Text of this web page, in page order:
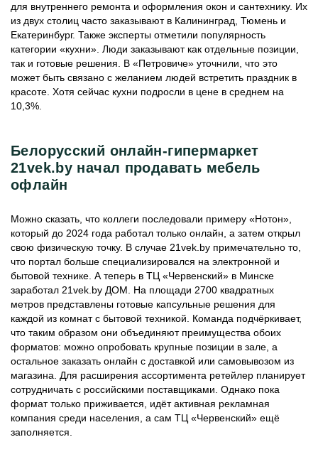
для внутреннего ремонта и оформления окон и сантехнику. Их
из двух столиц часто заказывают в Калининград, Тюмень и
Екатеринбург. Также эксперты отметили популярность
категории «кухни». Люди заказывают как отдельные позиции,
так и готовые решения. В «Петровиче» уточнили, что это
может быть связано с желанием людей встретить праздник в
красоте. Хотя сейчас кухни подросли в цене в среднем на
10,3%.
Белорусский онлайн-гипермаркет
21vek.by начал продавать мебель
офлайн
Можно сказать, что коллеги последовали примеру «Нотон»,
который до 2024 года работал только онлайн, а затем открыл
свою физическую точку. В случае 21vek.by примечательно то,
что портал больше специализировался на электронной и
бытовой технике. А теперь в ТЦ «Червенский» в Минске
заработал 21vek.by ДОМ. На площади 2700 квадратных
метров представлены готовые капсульные решения для
каждой из комнат с бытовой техникой. Команда подчёркивает,
что таким образом они объединяют преимущества обоих
форматов: можно опробовать крупные позиции в зале, а
остальное заказать онлайн с доставкой или самовывозом из
магазина. Для расширения ассортимента ретейлер планирует
сотрудничать с российскими поставщиками. Однако пока
формат только приживается, идёт активная рекламная
компания среди населения, а сам ТЦ «Червенский» ещё
заполняется.